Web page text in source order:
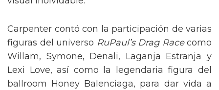
Carpenter contó con la participación de varias
figuras del universo RuPaul’s Drag Racecomo
Willam, Symone, Denali, Laganja Estranja y
Lexi Love, así como la legendaria figura del
ballroom Honey Balenciaga, para dar vida a